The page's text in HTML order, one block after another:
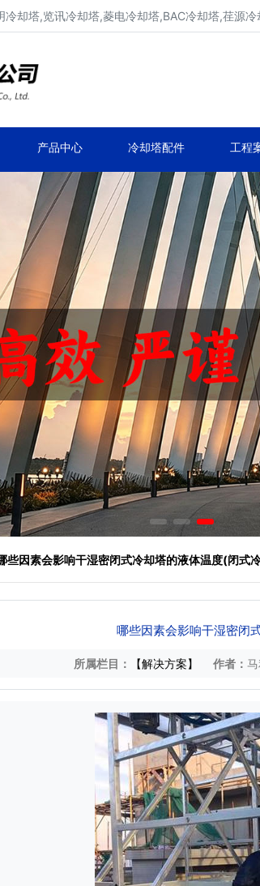
却塔,览讯冷却塔,菱电冷却塔,BAC冷却塔,荏源冷
产品中心 冷却塔配件 工程
些因素会影响干湿密闭式冷却塔的液体温度(闭式
哪些因素会影响干湿密闭
所属栏目： 【解决方案】 作者：